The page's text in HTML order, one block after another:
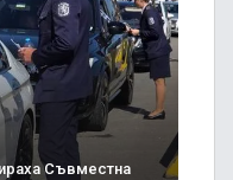
Съвместна